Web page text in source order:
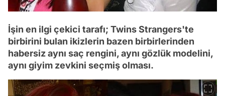
İşin en ilgi çekici tarafı; Twins Strangers'te
birbirini bulan ikizlerin bazen birbirlerinden
habersiz aynı saç rengini, aynı gözlük modelini,
aynı giyim zevkini seçmiş olması.